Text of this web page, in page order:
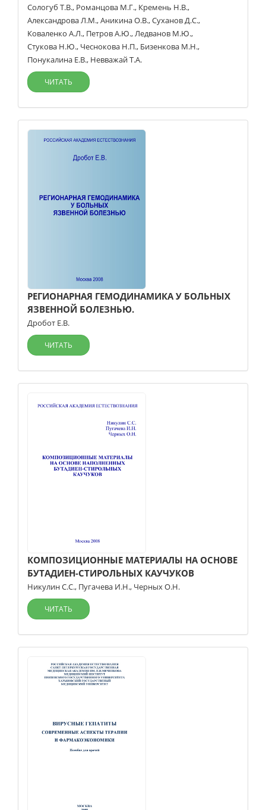
Сологуб Т.В., Романцова М.Г., Кремень Н.В.,
Александрова Л.М.,Аникина О.В.,Суханов Д.С.,
Коваленко А.Л., Петров А.Ю., Ледванов М.Ю.,
Стукова Н.Ю., Чеснокова Н.П., Бизенкова М.Н.,
Понукалина Е.В., Невважай Т.А.
ЧИТАТЬ
РЕГИОНАРНАЯ ГЕМОДИНАМИКА У БОЛЬНЫХ
ЯЗВЕННОЙ БОЛЕЗНЬЮ.
Дробот Е.В.
ЧИТАТЬ
КОМПОЗИЦИОННЫЕ МАТЕРИАЛЫ НА ОСНОВЕ
БУТАДИЕН-СТИРОЛЬНЫХ КАУЧУКОВ
Никулин С.С., Пугачева И.Н., Черных О.Н.
ЧИТАТЬ